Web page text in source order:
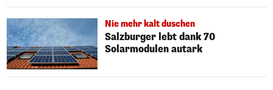
Nie mehr kalt duschen
Salzburger lebt dank 70
Solarmodulen autark